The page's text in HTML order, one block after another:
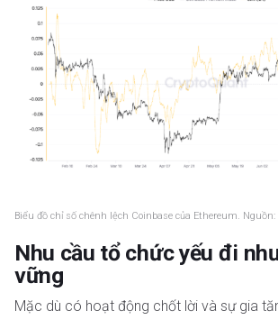
Biểu đồ chỉ số chênh lệch Coinbase của Ethereum.
Nhu cầu tổ chức yếu đi
vững
Mặc dù có hoạt động chốt lời và sự gia